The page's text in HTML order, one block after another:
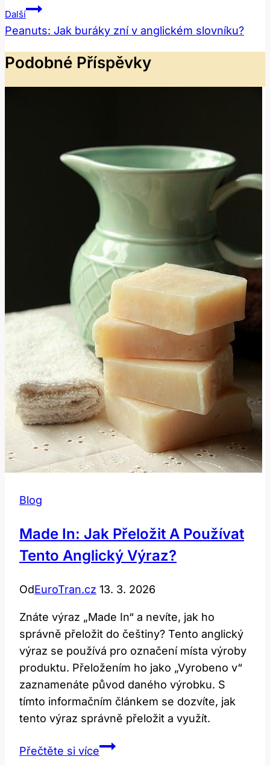
Další
Peanuts: Jak buráky zní v anglickém slovníku?
Podobné Příspěvky
Blog
Made In: Jak Přeložit A Používat
Tento Anglický Výraz?
OdEuroTran.cz 13. 3. 2026
Znáte výraz „Made In“ a nevíte, jak ho
správně přeložit do češtiny? Tento anglický
výraz se používá pro označení místa výroby
produktu. Přeložením ho jako „Vyrobeno v“
zaznamenáte původ daného výrobku. S
tímto informačním článkem se dozvíte, jak
tento výraz správně přeložit a využít.
Přečtěte si víceMade